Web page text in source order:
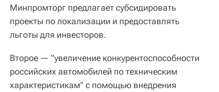
Минпромторг предлагает субсидировать
проекты по локализации и предоставлять
льготы для инвесторов.
Второе — "увеличение конкурентоспособности
российских автомобилей по техническим
характеристикам" с помощью внедрения